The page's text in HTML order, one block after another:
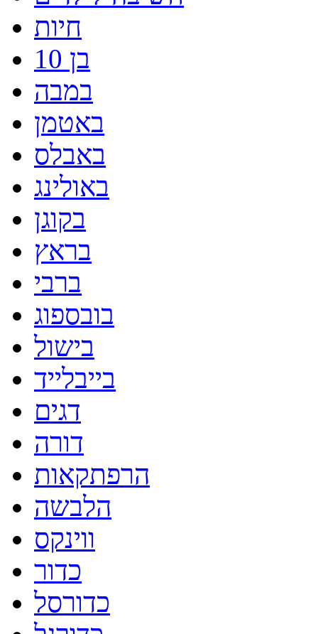
חיות
בן 10
במבה
באטמן
באבלס
באולינג
בקוגן
בראץ
ברבי
בובספוג
בישול
בייבלייד
דגים
דורה
הרפתקאות
הלבשה
ווינקס
כדור
כדורסל